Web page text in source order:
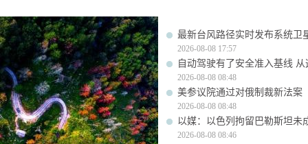
最新台风路径实时发布系统卫
2026-08-08 17:57
自动驾驶有了安全准入基线
2026-08-08 08:48
美参议院通过对俄制裁新法案
2026-08-08 08:48
以媒：以色列拘留巴勒斯坦未
2026-08-08 08:46